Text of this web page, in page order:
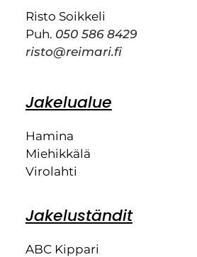
Risto Soikkeli
Puh. 050 586 8429
risto@reimari.fi
Jakelualue
Hamina
Miehikkälä
Virolahti
Jakeluständit
ABC Kippari